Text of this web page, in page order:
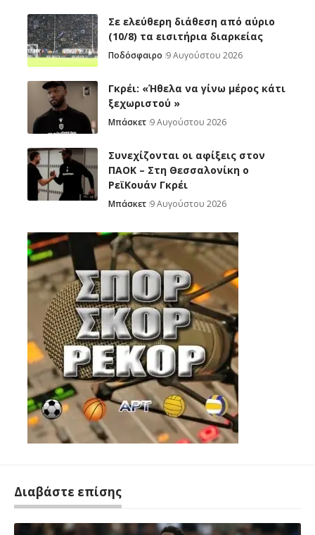
Σε ελεύθερη διάθεση από αύριο
(10/8) τα εισιτήρια διαρκείας
Ποδόσφαιρο 9 Αυγούστου 2026
Γκρέι: «Ήθελα να γίνω μέρος κάτι
ξεχωριστού »
Μπάσκετ 9 Αυγούστου 2026
Συνεχίζονται οι αφίξεις στον
ΠΑΟΚ – Στη Θεσσαλονίκη ο
ΡεϊΚουάν Γκρέι
Μπάσκετ 9 Αυγούστου 2026
Διαβάστε επίσης